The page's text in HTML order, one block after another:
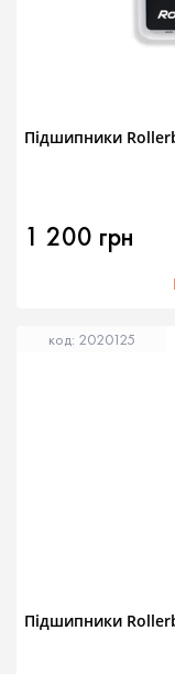
Підшипники
1 200 грн
код: 2020125
Підшипники